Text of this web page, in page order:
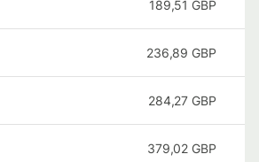
189,51 GBP
236,89 GBP
284,27 GBP
379,02 GBP